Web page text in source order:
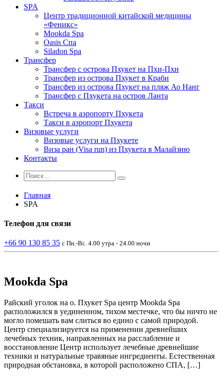
SPA
Центр традиционной китайской медицины
«Феникс»
Mookda Spa
Oasis Спа
Siladon Spa
Трансфер
Трансфер с острова Пхукет на Пхи-Пхи
Трансфер из острова Пхукет в Краби
Трансфер из острова Пхукет на пляж Ао Нанг
Трансфер с Пхукета на остров Ланта
Такси
Встреча в аэропорту Пхукета
Такси в аэропорт Пхукета
Визовые услуги
Визовые услуги на Пхукете
Виза ран (Visa run) из Пхукета в Малайзию
Контакты
Главная
SPA
Телефон для связи
+66 90 130 85 35 с Пн.-Вс. 4.00 утра - 24.00 ночи
Mookda Spa
Райский уголок на о. Пхукет Spa центр Mookda Spa
расположился в уединенном, тихом местечке, что бы ничто не
могло помешать вам слиться во едино с самой природой.
Центр специализируется на применении древнейших
лечебных техник, направленных на расслабление и
восстановление Центр использует лечебные древнейшие
техники и натуральные травяные ингредиенты. Естественная
природная обстановка, в которой расположено СПА, […]